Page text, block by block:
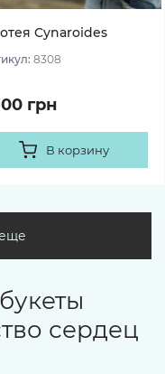
Cynaroides
8308
грн
В корзину
сердец